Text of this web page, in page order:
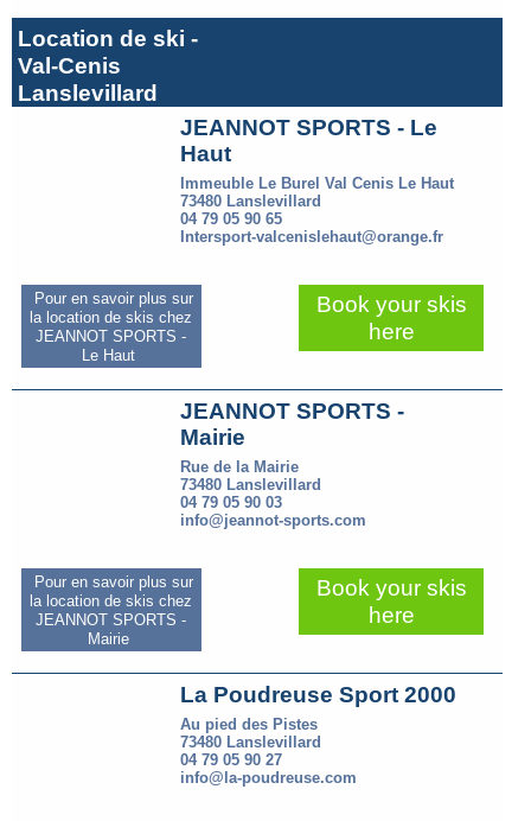
Location de ski -
Val-Cenis
Lanslevillard
JEANNOT SPORTS - Le
Haut
Immeuble Le Burel Val Cenis Le Haut
73480 Lanslevillard
04 79 05 90 65
Intersport-valcenislehaut@orange.fr
Pour en savoir plus sur
la location de skis chez
JEANNOT SPORTS -
Le Haut
Book your skis
here
JEANNOT SPORTS -
Mairie
Rue de la Mairie
73480 Lanslevillard
04 79 05 90 03
info@jeannot-sports.com
Pour en savoir plus sur
la location de skis chez
JEANNOT SPORTS -
Mairie
Book your skis
here
La Poudreuse Sport 2000
Au pied des Pistes
73480 Lanslevillard
04 79 05 90 27
info@la-poudreuse.com